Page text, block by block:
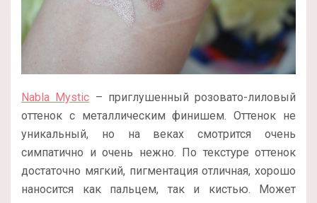
Nabla Mystic – приглушенный розовато-лиловый
оттенок с металлическим финишем. Оттенок не
уникальный, но на веках смотрится очень
симпатично и очень нежно. По текстуре оттенок
достаточно мягкий, пигментация отличная, хорошо
наносится как пальцем, так и кистью. Может